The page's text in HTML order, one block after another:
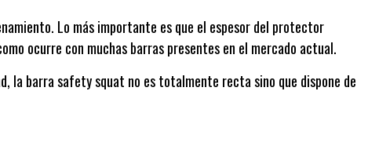
Lo más importante es que el espesor del protector
ocurre con muchas barras presentes en el mercado actual.
la barra safety squat no es totalmente recta sino que dispone de